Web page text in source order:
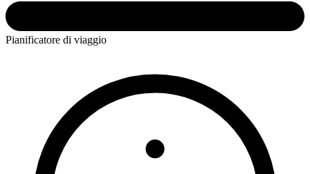
Pianificatore di viaggio